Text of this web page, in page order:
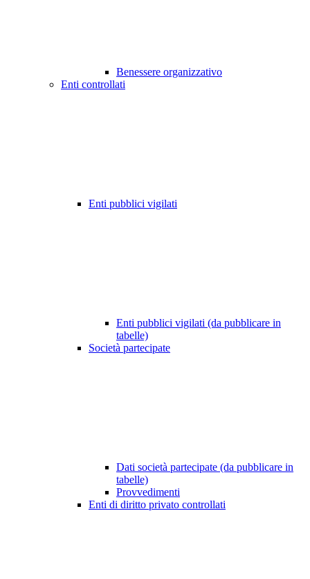
Benessere organizzativo
Enti controllati
Enti pubblici vigilati
Enti pubblici vigilati (da pubblicare in
tabelle)
Società partecipate
Dati società partecipate (da pubblicare in
tabelle)
Provvedimenti
Enti di diritto privato controllati